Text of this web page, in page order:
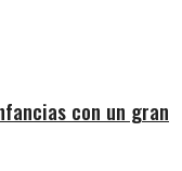
con un gran